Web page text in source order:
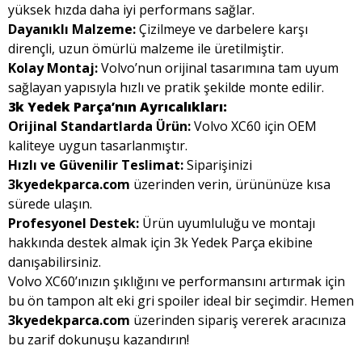
yüksek hızda daha iyi performans sağlar.
Dayanıklı Malzeme:Çizilmeye ve darbelere karşı
dirençli, uzun ömürlü malzeme ile üretilmiştir.
Kolay Montaj:Volvo’nun orijinal tasarımına tam uyum
sağlayan yapısıyla hızlı ve pratik şekilde monte edilir.
3k Yedek Parça’nın Ayrıcalıkları:
Orijinal Standartlarda Ürün:Volvo XC60 için OEM
kaliteye uygun tasarlanmıştır.
Hızlı ve Güvenilir Teslimat:Siparişinizi
3kyedekparca.com üzerinden verin, ürününüze kısa
sürede ulaşın.
Profesyonel Destek: Ürün uyumluluğu ve montajı
hakkında destek almak için 3k Yedek Parça ekibine
danışabilirsiniz.
Volvo XC60’ınızın şıklığını ve performansını artırmak için
bu ön tampon alt eki gri spoiler ideal bir seçimdir. Hemen
3kyedekparca.com üzerinden sipariş vererek aracınıza
bu zarif dokunuşu kazandırın!